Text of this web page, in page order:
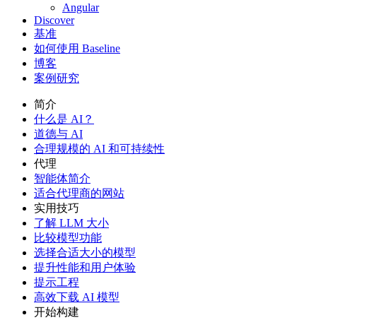
Angular
Discover
基准
如何使用 Baseline
博客
案例研究
简介
什么是 AI？
道德与 AI
合理规模的 AI 和可持续性
代理
智能体简介
适合代理商的网站
实用技巧
了解 LLM 大小
比较模型功能
选择合适大小的模型
提升性能和用户体验
提示工程
高效下载 AI 模型
开始构建